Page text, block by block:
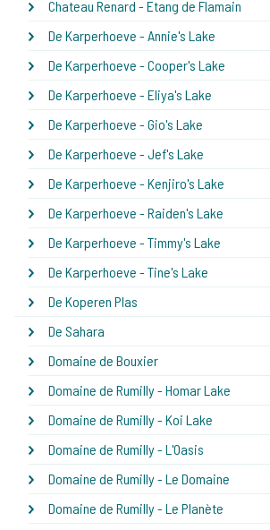
Chateau Renard - Etang de Flamain
De Karperhoeve - Annie's Lake
De Karperhoeve - Cooper's Lake
De Karperhoeve - Eliya's Lake
De Karperhoeve - Gio's Lake
De Karperhoeve - Jef's Lake
De Karperhoeve - Kenjiro's Lake
De Karperhoeve - Raiden's Lake
De Karperhoeve - Timmy's Lake
De Karperhoeve - Tine's Lake
De Koperen Plas
De Sahara
Domaine de Bouxier
Domaine de Rumilly - Homar Lake
Domaine de Rumilly - Koi Lake
Domaine de Rumilly - L'Oasis
Domaine de Rumilly - Le Domaine
Domaine de Rumilly - Le Planète